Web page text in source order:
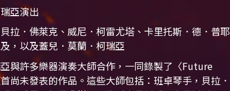
亞演出
拉．佛萊克、威尼．柯雷尤塔、卡里托斯．德．普耶
，以及蓋兒．莫蘭．柯瑞亞
與許多樂器演奏大師合作，一同錄製了〈Future
尚未發表的作品。這些大師包括：班卓琴手，貝拉．